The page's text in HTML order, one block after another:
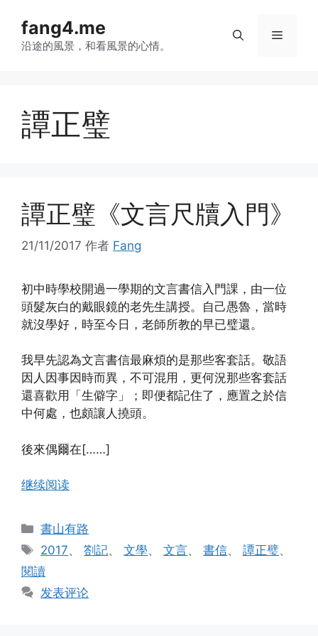
fang4.me
沿途的風景，和看風景的心情。
菜
譚正璧
譚正璧《文言尺牘入門》
21/11/2017 作者 Fang
初中時學校開過一學期的文言書信入門課，由一位
頭髮灰白的戴眼鏡的老先生講授。自己愚魯，當時
就沒學好，時至今日，老師所教的早已璧還。
我早先認為文言書信最麻煩的是那些客套話。敬語
因人因事因時而異，不可混用，更何況那些客套話
還喜歡用「生僻字」；即便都記住了，應置之於信
中何處，也頗讓人撓頭。
後來偶爾在[……]
继续阅读
分
类
書山有路
标
签
2017、劄記、文學、文言、書信、譚正璧、
閱讀
发表评论